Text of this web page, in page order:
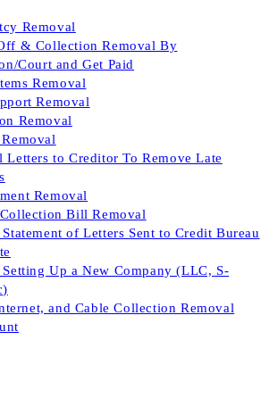
Removal
& Collection Removal By
Court and Get Paid
Removal
Removal
Removal
Letters to Creditor To Remove Late
Removal
Bill Removal
Statement of Letters Sent to Credit Bureau
Setting Up a New Company (LLC, S-
and Cable Collection Removal